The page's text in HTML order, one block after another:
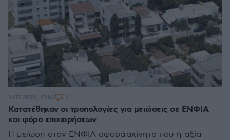
Κατατέθηκαν οι τροπολογίες για μειώσεις σε ΕΝΦΙΑ
και φόρο επιχειρήσεων
Η μείωση στον ΕΝΦΙΑ αφορά ακίνητα που η αξία
27.11.2018, 21:52 2